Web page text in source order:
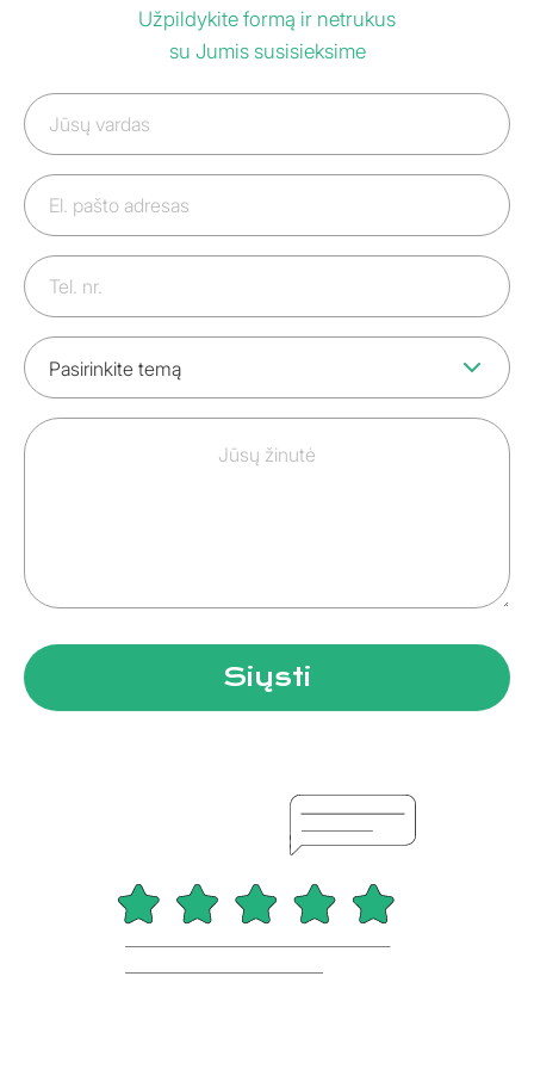
šios klaidos
būtų aiškiai suprastos iš anksto, o ne
apmokamos pinigais vėliau
Užpildykite formą ir netrukus
su Jumis susisieksime
Jūsų
vardas
El.
pašto
adresas
Telefono
numeris
Tema
Jūsų
žinutė
Siųsti